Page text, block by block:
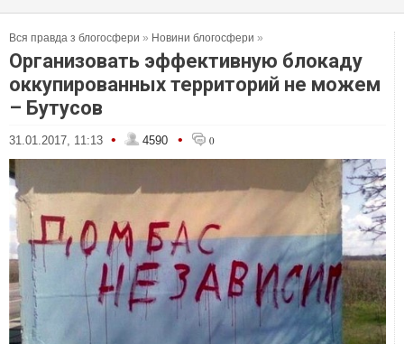
Вся правда з блогосфери » Новини блогосфери »
Организовать эффективную блокаду
оккупированных территорий не можем
– Бутусов
31.01.2017, 11:13 • 4590 • 0